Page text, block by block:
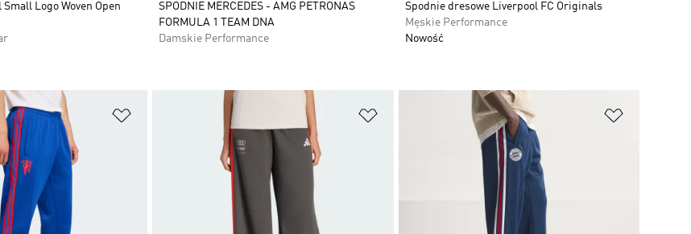
Logo Woven Open
SPODNIE MERCEDES - AMG PETRONAS
FORMULA 1 TEAM DNA
Damskie Performance
Spodnie dresowe Liverpool FC Originals
Męskie Performance
Nowość
Dodaj do listy życzeń Dodaj do listy życzeń